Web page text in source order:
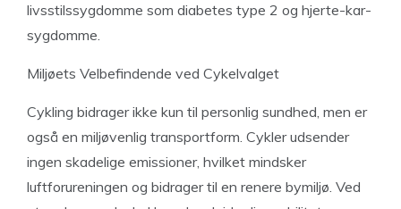
livsstilssygdomme som diabetes type 2 og hjerte-kar-
sygdomme.
Miljøets Velbefindende ved Cykelvalget
Cykling bidrager ikke kun til personlig sundhed, men er
også en miljøvenlig transportform. Cykler udsender
ingen skadelige emissioner, hvilket mindsker
luftforureningen og bidrager til en renere bymiljø. Ved